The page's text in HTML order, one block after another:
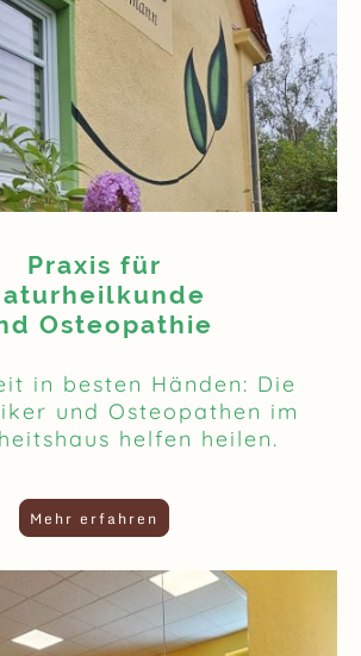
Praxis für
Osteopathie
in besten Händen: Die
und Osteopathen im
helfen heilen.
Mehr erfahren